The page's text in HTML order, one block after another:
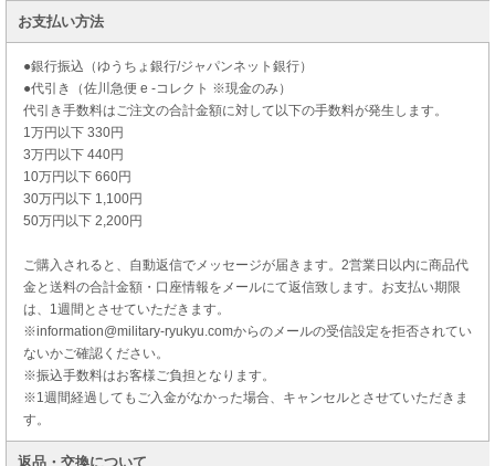
お支払い方法
●銀行振込（ゆうちょ銀行/ジャパンネット銀行）
●代引き（佐川急便 e -コレクト ※現金のみ）
代引き手数料はご注文の合計金額に対して以下の手数料が発生します。
1万円以下 330円
3万円以下 440円
10万円以下 660円
30万円以下 1,100円
50万円以下 2,200円
ご購入されると、自動返信でメッセージが届きます。2営業日以内に商品代
金と送料の合計金額・口座情報をメールにて返信致します。お支払い期限
は、1週間とさせていただきます。
※information@military-ryukyu.comからのメールの受信設定を拒否されてい
ないかご確認ください。
※振込手数料はお客様ご負担となります。
※1週間経過してもご入金がなかった場合、キャンセルとさせていただきま
す。
返品・交換について